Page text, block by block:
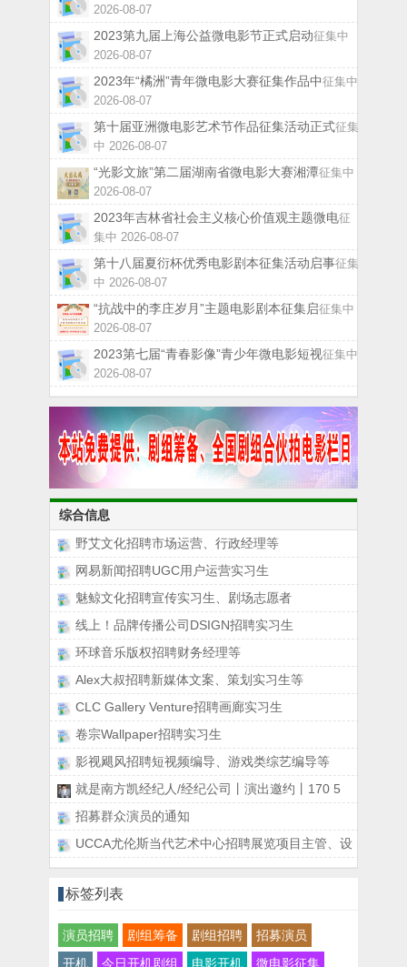
2026-08-07
2023第九届上海公益微电影节正式启动征集中
2026-08-07
2023年“橘洲”青年微电影大赛征集作品中征集中
2026-08-07
第十届亚洲微电影艺术节作品征集活动正式征集
中 2026-08-07
“光影文旅”第二届湖南省微电影大赛湘潭征集中
2026-08-07
2023年吉林省社会主义核心价值观主题微电征
集中 2026-08-07
第十八届夏衍杯优秀电影剧本征集活动启事征集
中 2026-08-07
“抗战中的李庄岁月”主题电影剧本征集启征集中
2026-08-07
2023第七届“青春影像”青少年微电影短视征集中
2026-08-07
综合信息
野艾文化招聘市场运营、行政经理等
网易新闻招聘UGC用户运营实习生
魅鲸文化招聘宣传实习生、剧场志愿者
线上！品牌传播公司DSIGN招聘实习生
环球音乐版权招聘财务经理等
Alex大叔招聘新媒体文案、策划实习生等
CLC Gallery Venture招聘画廊实习生
卷宗Wallpaper招聘实习生
影视飓风招聘短视频编导、游戏类综艺编导等
就是南方凯经纪人/经纪公司丨演出邀约丨170 5
招募群众演员的通知
UCCA尤伦斯当代艺术中心招聘展览项目主管、设
标签列表
演员招聘 剧组筹备 剧组招聘
招募演员
开机
今日开机剧组 电影开机 微电影征集